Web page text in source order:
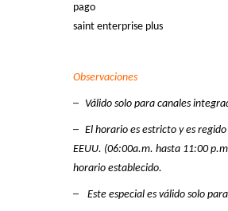
pago
saint enterprise plus
Observaciones
– Válido solo para canales
– El horario es estricto y es
EEUU. (06:00a.m. hasta 11:00
horario establecido.
– Este especial es válido solo